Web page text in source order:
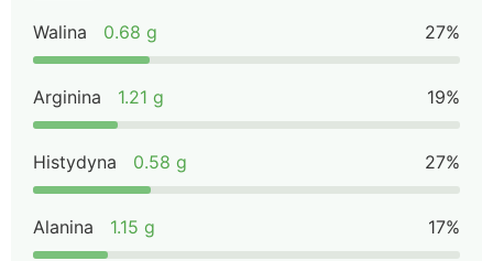
Walina 0.68 g 27%
Arginina 1.21 g 19%
Histydyna 0.58 g 27%
Alanina 1.15 g 17%